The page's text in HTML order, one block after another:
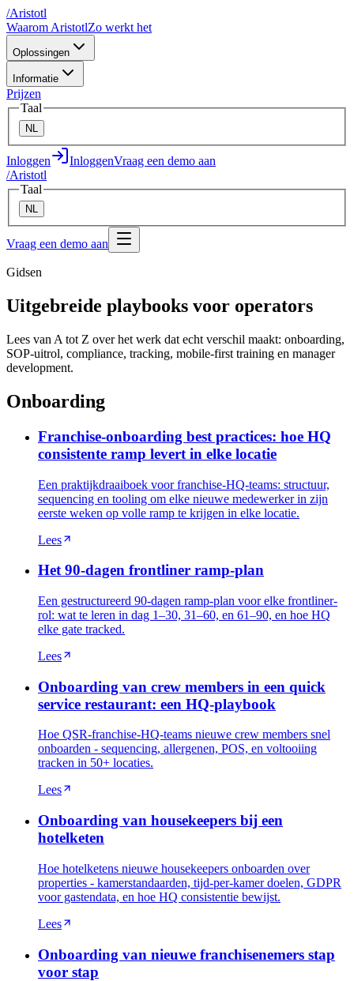
/Aristotl
Waarom AristotlZo werkt het
Oplossingen
Informatie
Prijzen
Taal
NL
Inloggen InloggenVraag een demo aan
/Aristotl
Taal
NL
Vraag een demo aan
Gidsen
Uitgebreide playbooks voor operators
Lees van A tot Z over het werk dat echt verschil maakt: onboarding,
SOP-uitrol, compliance, tracking, mobile-first training en manager
development.
Onboarding
Franchise-onboarding best practices: hoe HQ
consistente ramp levert in elke locatie
Een praktijkdraaiboek voor franchise-HQ-teams: structuur,
sequencing en tooling om elke nieuwe medewerker in zijn
eerste weken op volle ramp te krijgen in elke locatie.
Lees
Het 90-dagen frontliner ramp-plan
Een gestructureerd 90-dagen ramp-plan voor elke frontliner-
rol: wat te leren in dag 1–30, 31–60, en 61–90, en hoe HQ
elke gate tracked.
Lees
Onboarding van crew members in een quick
service restaurant: een HQ-playbook
Hoe QSR-franchise-HQ-teams nieuwe crew members snel
onboarden - sequencing, allergenen, POS, en voltooiing
tracken in 50+ locaties.
Lees
Onboarding van housekeepers bij een
hotelketen
Hoe hotelketens nieuwe housekeepers onboarden over
properties - kamerstandaarden, tijd-per-kamer doelen, GDPR
voor gastendata, en hoe HQ consistentie bewijst.
Lees
Onboarding van nieuwe franchisenemers stap
voor stap